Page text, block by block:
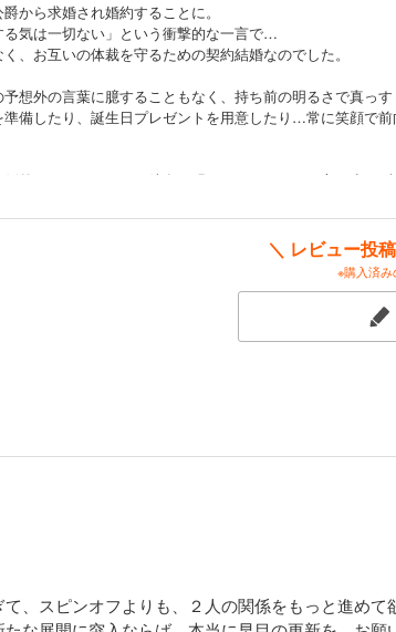
から求婚され婚約することに。
気は一切ない」という衝撃的な一言で…
、お互いの体裁を守るための契約結婚なのでした。
想外の言葉に臆することもなく、持ち前の明るさで真っす
備したり、誕生日プレゼントを用意したり…常に笑顔で
外ではありません。彼女の明るさにユリウスの心も少しず
せるようになるのです。貴重なデレシーンは必見です！
、少しずつ近づいていく様子をぜひご覧ください！
＼ レビュー投
※購入済
、スピンオフよりも、２人の関係をもっと進めて